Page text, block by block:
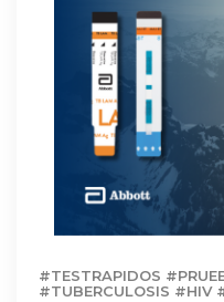
#TESTRAPIDOS
#TUBERCULOSIS #HIV